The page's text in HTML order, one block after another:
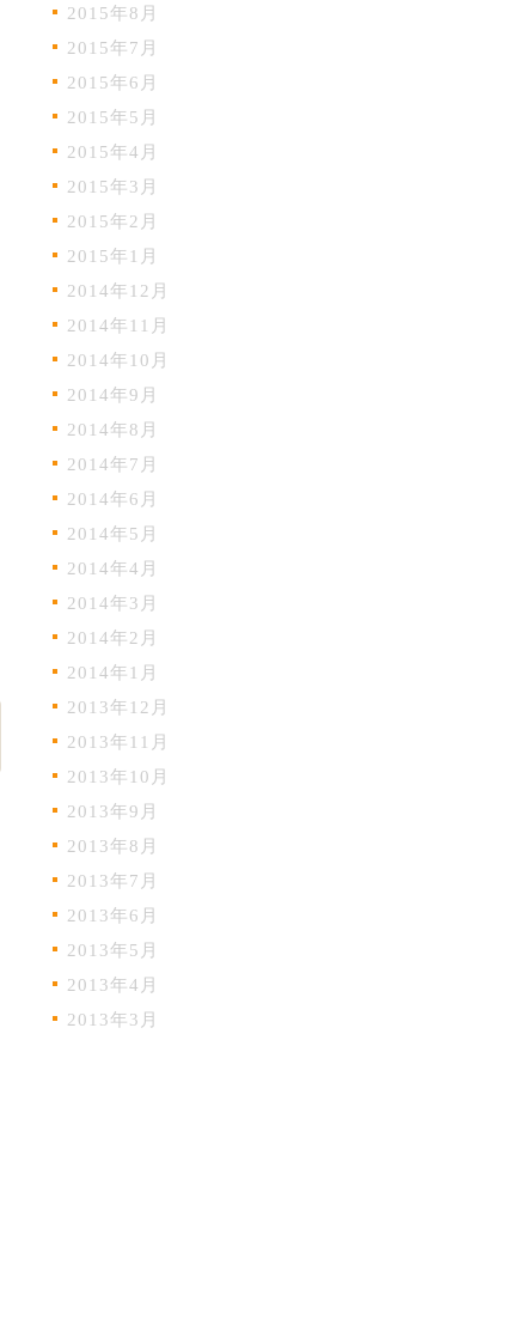
2015年8月
2015年7月
2015年6月
2015年5月
2015年4月
2015年3月
2015年2月
2015年1月
2014年12月
2014年11月
2014年10月
2014年9月
2014年8月
2014年7月
2014年6月
2014年5月
2014年4月
2014年3月
2014年2月
2014年1月
2013年12月
2013年11月
2013年10月
2013年9月
2013年8月
2013年7月
2013年6月
2013年5月
2013年4月
2013年3月